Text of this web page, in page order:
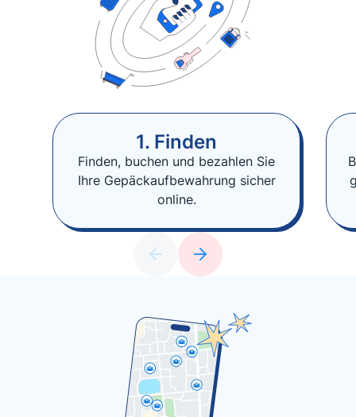
1. Finden
Finden, buchen und bezahlen Sie
Ihre Gepäckaufbewahrung sicher
online.